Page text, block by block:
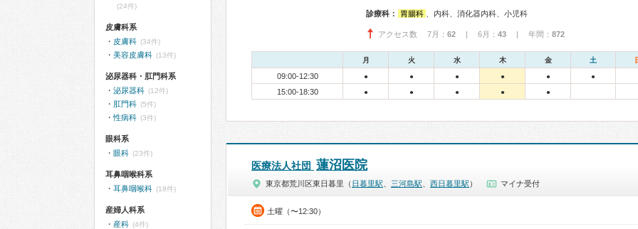
診療科： 胃腸科 、内科、消化器内科、小児科
アクセス数 7月： 62 | 6月： 43 | 年間： 872
月 火 水 木 金 土
09:00-12:30 ● ● ● ● ● ●
15:00-18:30 ● ● ● ● ●
医療法人社団 蓮沼医院
東京都荒川区東日暮里（ 日暮里駅 三河島駅 西日暮里駅 ） マイナ受付
土曜（〜12:30）
(24件)
皮膚科系
皮膚科 (34件)
美容皮膚科 (13件)
泌尿器科・肛門科系
泌尿器科 (12件)
肛門科 (5件)
性病科 (3件)
眼科系
眼科 (23件)
耳鼻咽喉科系
耳鼻咽喉科 (18件)
産婦人科系
産科 (4件)